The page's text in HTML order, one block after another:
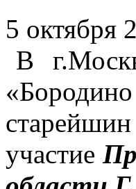
5 октября
В
участие